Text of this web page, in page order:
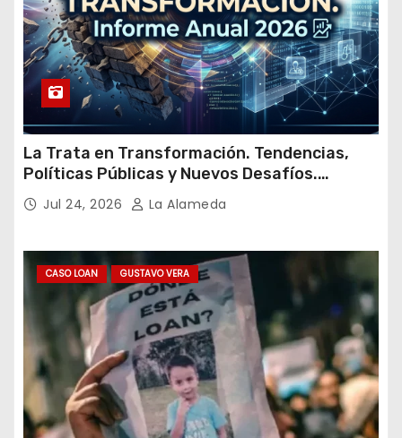
La Trata en Transformación. Tendencias,
Políticas Públicas y Nuevos Desafíos.
Argentina y el Mundo – Julio 2026
Jul 24, 2026 La Alameda
CASO LOAN GUSTAVO VERA